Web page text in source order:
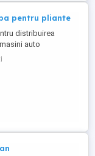
pentru pliante
distribuirea
auto